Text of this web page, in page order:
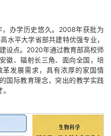
办学历史悠久。2008年获批为
水平大学省部共建特优强专业，
设点。2020年通过教育部高校师
徽、辐射长三角、面向全国，培
发展需求，具有浓厚的家国情
国际教育理念，突出的教学实践